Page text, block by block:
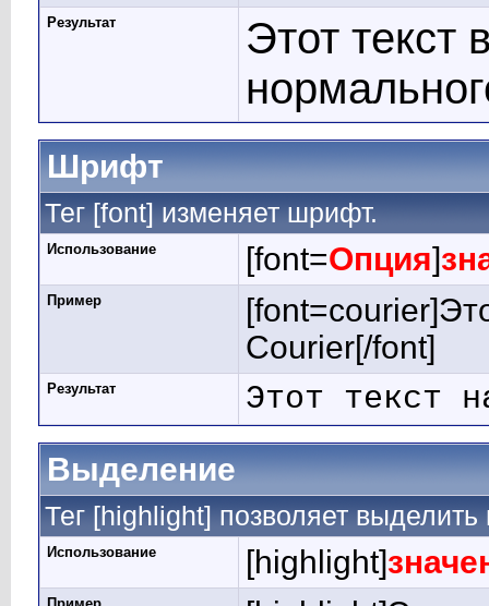
Результат
Этот текст
Шрифт
Тег [font] изменяет шрифт.
Использование [font=Опция]
Пример
Courier[/font]
Результат Этот текст
Выделение
Тег [highlight] позволяет выделить
Использование [highlight]